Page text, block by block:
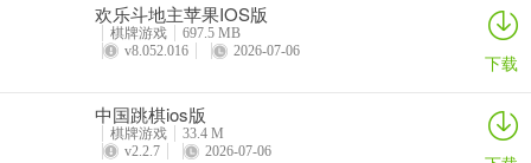
欢乐斗地主苹果IOS版
棋牌游戏
697.5 MB
v8.052.016
2026-07-06 下载
中国跳棋ios版
棋牌游戏
33.4 M
v2.2.7
2026-07-06